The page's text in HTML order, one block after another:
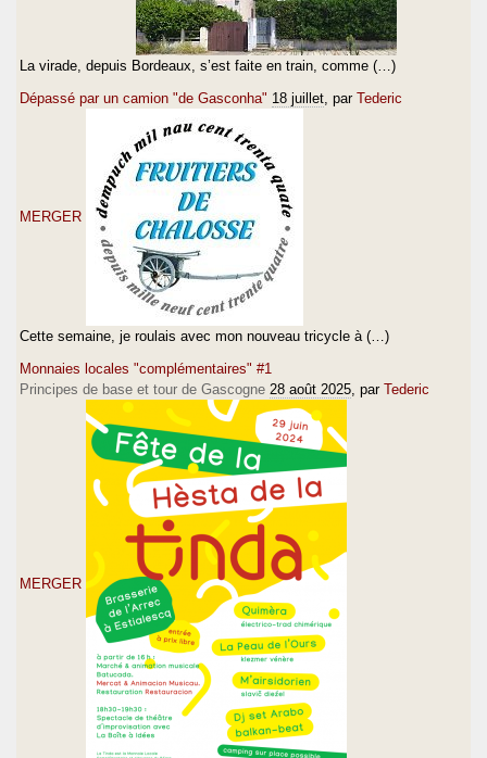
La virade, depuis Bordeaux, s’est faite en train, comme (…)
Dépassé par un camion "de Gasconha" 18 juillet , par Tederic
MERGER
Cette semaine, je roulais avec mon nouveau tricycle à (…)
Monnaies locales "complémentaires" #1
Principes de base et tour de Gascogne 28 août 2025 , par Tederic
MERGER